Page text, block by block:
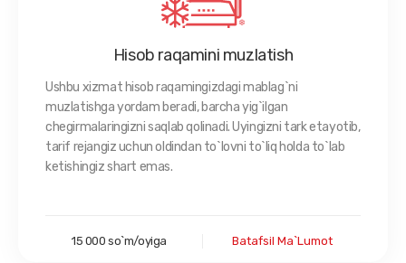
Hisob raqamini muzlatish
Ushbu xizmat hisob raqamingizdagi mablag`ni
muzlatishga yordam beradi, barcha yig`ilgan
chegirmalaringizni saqlab qolinadi. Uyingizni tark etayotib,
tarif rejangiz uchun oldindan to`lovni to`liq holda to`lab
ketishingiz shart emas.
15 000 so`m/oyiga Batafsil Ma`lumot